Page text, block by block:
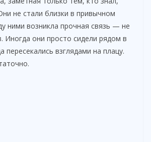
не стали близки в привычном
ними возникла прочная связь — не
Иногда они просто сидели рядом в
пересекались взглядами на плацу.